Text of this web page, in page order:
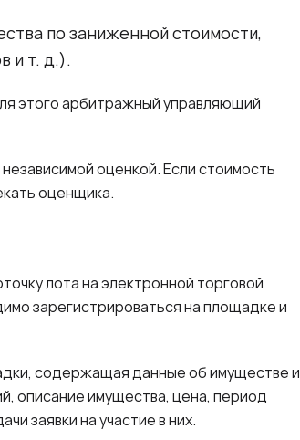
по заниженной стоимости,
и т. д.).
этого арбитражный управляющий
оценкой. Если стоимость
оценщика.
лота на электронной торговой
зарегистрироваться на площадке и
содержащая данные об имуществе и
описание имущества, цена, период
заявки на участие в них.